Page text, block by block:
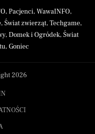
, Pacjenci, WawaINFO,
, Świat zwierząt, Techgame,
, Domek i Ogródek, Świat
, Goniec
2026